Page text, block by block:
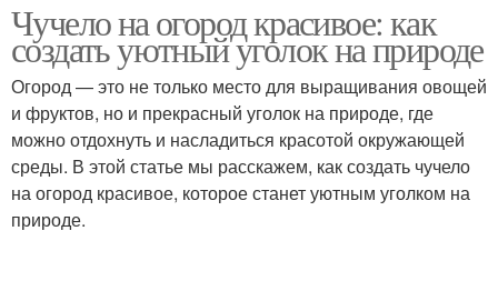
Чучело на огород красивое: как
создать уютный уголок на природе
Огород — это не только место для выращивания овощей
и фруктов, но и прекрасный уголок на природе, где
можно отдохнуть и насладиться красотой окружающей
среды. В этой статье мы расскажем, как создать чучело
на огород красивое, которое станет уютным уголком на
природе.